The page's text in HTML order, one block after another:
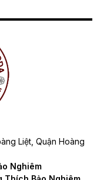
Liệt, Quận Hoàng
Nghiêm